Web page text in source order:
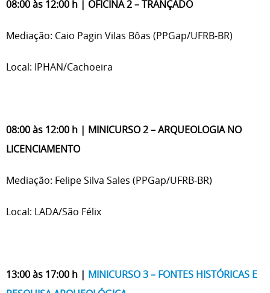
08:00 às 12:00 h | OFICINA 2– TRANÇADO
Mediação: Caio Pagin Vilas Bôas (PPGap/UFRB-BR)
Local: IPHAN/Cachoeira
08:00 às 12:00 h | MINICURSO 2– ARQUEOLOGIA NO
LICENCIAMENTO
Mediação: Felipe Silva Sales (PPGap/UFRB-BR)
Local: LADA/São Félix
13:00 às 17:00 h | MINICURSO 3 – FONTES HISTÓRICAS E